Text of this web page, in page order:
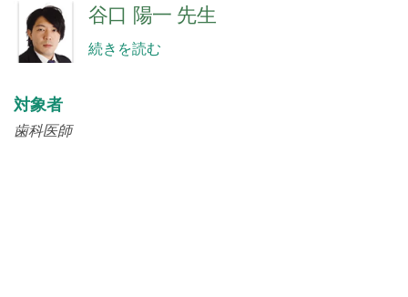
谷口 陽一 先生
続きを読む
対象者
歯科医師